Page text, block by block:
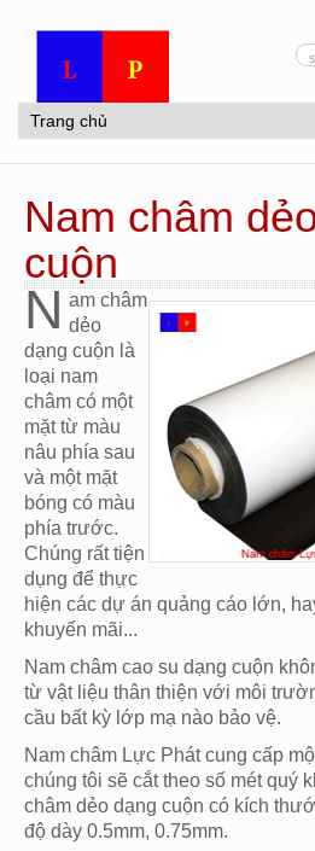
Nam châm
cuộn
N am châm
dẻo
dạng cuộn là
loại nam
châm có một
mặt từ màu
nâu phía sau
và một mặt
bóng có màu
phía trước.
Chúng rất tiện
dụng để thực
hiện các dự án quảng cáo lớn,
khuyến mãi...
Nam châm cao su dạng cuộn
từ vật liệu thân thiện với môi
cầu bất kỳ lớp mạ nào bảo vệ.
Nam châm Lực Phát cung cấp
chúng tôi sẽ cắt theo số mét quý
châm dẻo dạng cuộn có kích
độ dày 0.5mm, 0.75mm.